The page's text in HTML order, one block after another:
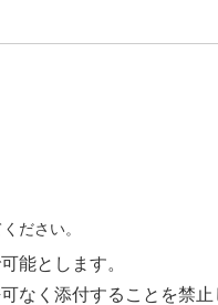
ださい。
能とします。
なく添付することを禁止